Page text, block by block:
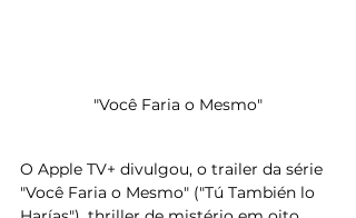
"Você Faria o Mesmo"
O Apple TV+ divulgou, o trailer da série
"Você Faria o Mesmo" ("Tú También lo